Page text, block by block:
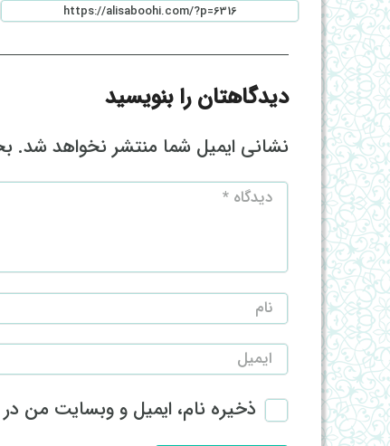
دیدگاهتان را بنویسید
نشانی ایمیل شما منتشر نخواهد شد.
ذخیره نام، ایمیل و وبسایت من